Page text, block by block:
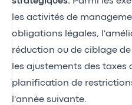
les activités de
obligations légales,
réduction ou de ciblage
les ajustements des taxes
planification de
l'année suivante.